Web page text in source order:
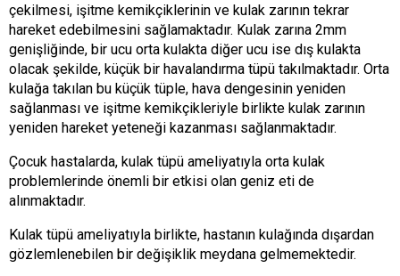
çekilmesi, işitme kemikçiklerinin ve kulak zarının tekrar
hareket edebilmesini sağlamaktadır. Kulak zarına 2mm
genişliğinde, bir ucu orta kulakta diğer ucu ise dış kulakta
olacak şekilde, küçük bir havalandırma tüpü takılmaktadır. Orta
kulağa takılan bu küçük tüple, hava dengesinin yeniden
sağlanması ve işitme kemikçikleriyle birlikte kulak zarının
yeniden hareket yeteneği kazanması sağlanmaktadır.
Çocuk hastalarda, kulak tüpü ameliyatıyla orta kulak
problemlerinde önemli bir etkisi olan geniz eti de
alınmaktadır.
Kulak tüpü ameliyatıyla birlikte, hastanın kulağında dışardan
gözlemlenebilen bir değişiklik meydana gelmemektedir.